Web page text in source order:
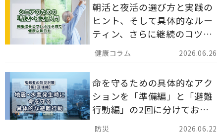
2026.06.26
朝活と夜活の選び方と実践の
ヒント、そして具体的なルー
ティン、さらに継続のコツま
でを詳しくご紹介します。
2026.06.22
命を守るための具体的なアク
ションを「準備編」と「避難
行動編」の2回に分けてお届
けしています。